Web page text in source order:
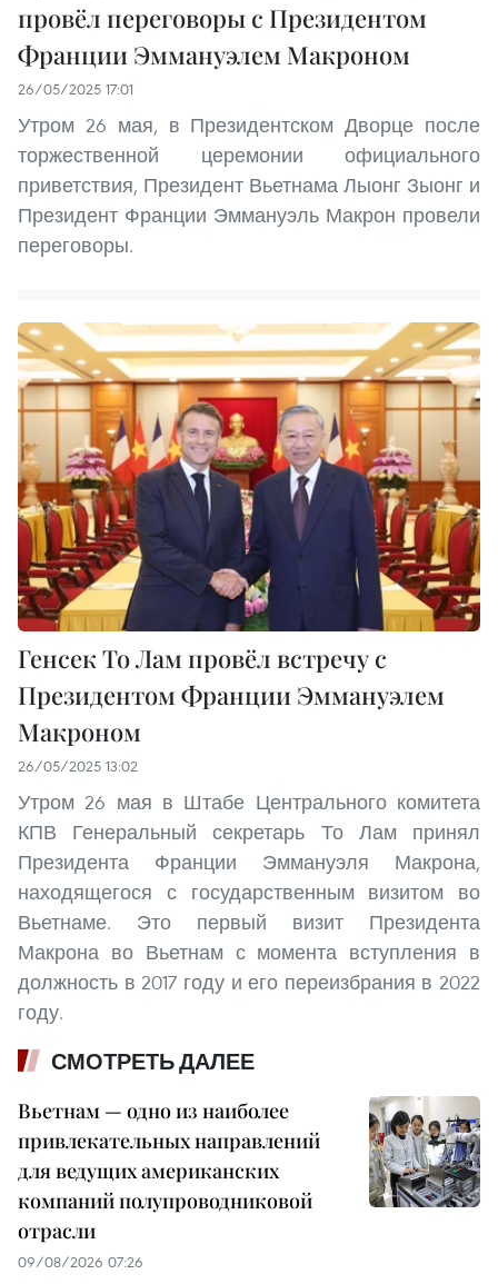
провёл переговоры с Президентом
Франции Эммануэлем Макроном
26/05/2025 17:01
Утром 26 мая, в Президентском Дворце после
торжественной церемонии официального
приветствия, Президент Вьетнама Лыонг Зыонг и
Президент Франции Эммануэль Макрон провели
переговоры.
Генсек То Лам провёл встречу с
Президентом Франции Эммануэлем
Макроном
26/05/2025 13:02
Утром 26 мая в Штабе Центрального комитета
КПВ Генеральный секретарь То Лам принял
Президента Франции Эммануэля Макрона,
находящегося с государственным визитом во
Вьетнаме. Это первый визит Президента
Макрона во Вьетнам с момента вступления в
должность в 2017 году и его переизбрания в 2022
году.
СМОТРЕТЬ ДАЛЕЕ
Вьетнам — одно из наиболее
привлекательных направлений
для ведущих американских
компаний полупроводниковой
отрасли
09/08/2026 07:26